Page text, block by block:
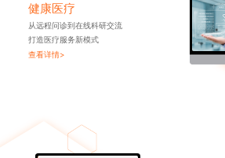
健康医疗
从远程问诊到在线科研交流
打造医疗服务新模式
查看详情>